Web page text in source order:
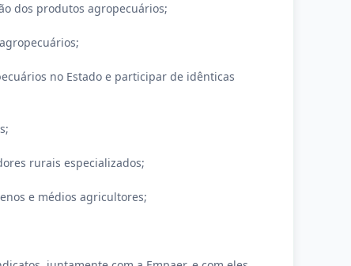
dos produtos agropecuários;
no Estado e participar de idênticas
rurais especializados;
e médios agricultores;